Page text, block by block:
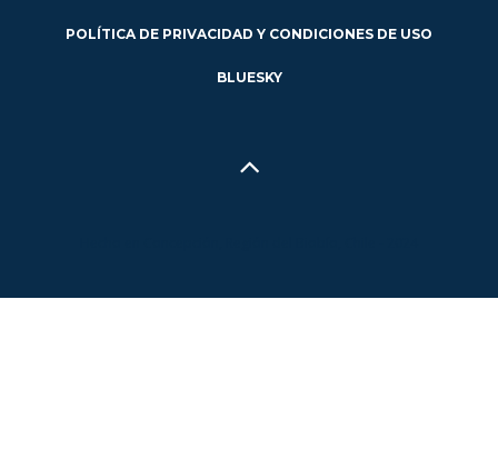
POLÍTICA DE PRIVACIDAD Y CONDICIONES DE USO
BLUESKY